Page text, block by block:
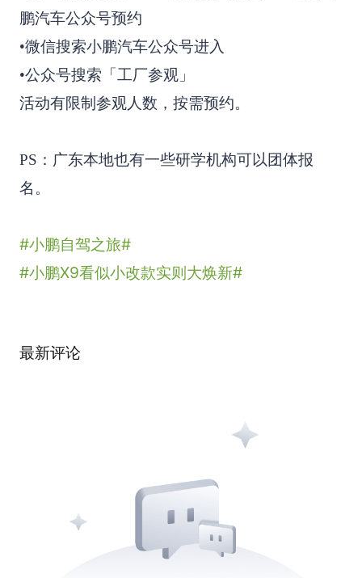
鹏汽车公众号预约
•微信搜索小鹏汽车公众号进入
•公众号搜索「工厂参观」
活动有限制参观人数，按需预约。
PS：广东本地也有一些研学机构可以团体报
名。
#小鹏自驾之旅#
#小鹏X9看似小改款实则大焕新#
最新评论